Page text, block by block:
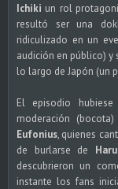
Ichiki un rol
resultó ser una
ridiculizado en un
audición en público)
lo largo de Japón (un
El episodio
moderación (bocota)
Eufonius, quienes
de burlarse de
descubrieron un
instante los fans